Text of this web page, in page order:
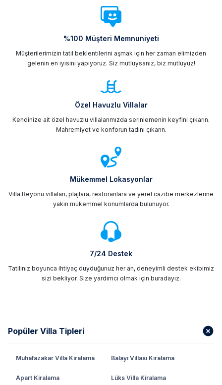
%100 Müşteri Memnuniyeti
Müşterilerimizin tatil beklentilerini aşmak için her zaman elimizden
gelenin en iyisini yapıyoruz. Siz mutluysanız, biz mutluyuz!
Özel Havuzlu Villalar
Kendinize ait özel havuzlu villalarımızda serinlemenin keyfini çıkarın.
Mahremiyet ve konforun tadını çıkarın.
Mükemmel Lokasyonlar
Villa Reyonu villaları, plajlara, restoranlara ve yerel cazibe merkezlerine
yakın mükemmel konumlarda bulunuyor.
7/24 Destek
Tatiliniz boyunca ihtiyaç duyduğunuz her an, deneyimli destek ekibimiz
sizi bekliyor. Size yardımcı olmak için buradayız.
Popüler Villa Tipleri
Muhafazakar Villa Kiralama Balayı Villası Kiralama
Apart Kiralama Lüks Villa Kiralama